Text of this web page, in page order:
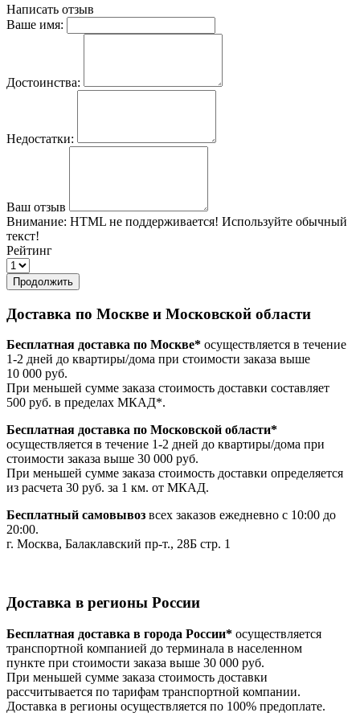
Написать отзыв
Ваше имя:
Достоинства:
Недостатки:
Ваш отзыв
Внимание: HTML не поддерживается! Используйте обычный
текст!
Рейтинг
Продолжить
Доставка по Москве и Московской области
Бесплатная доставка по Москве* осуществляется в течение
1-2 дней до квартиры/дома при стоимости заказа выше
10 000 руб.
При меньшей сумме заказа стоимость доставки составляет
500 руб. в пределах МКАД*.
Бесплатная доставка по Московской области*
осуществляется в течение 1-2 дней до квартиры/дома при
стоимости заказа выше 30 000 руб.
При меньшей сумме заказа стоимость доставки определяется
из расчета 30 руб. за 1 км. от МКАД.
Бесплатный самовывоз всех заказов ежедневно с 10:00 до
20:00.
г. Москва, Балаклавский пр-т., 28Б стр. 1
Доставка в регионы России
Бесплатная доставка в города России* осуществляется
транспортной компанией до терминала в населенном
пункте при стоимости заказа выше 30 000 руб.
При меньшей сумме заказа стоимость доставки
рассчитывается по тарифам транспортной компании.
Доставка в регионы осуществляется по 100% предоплате.